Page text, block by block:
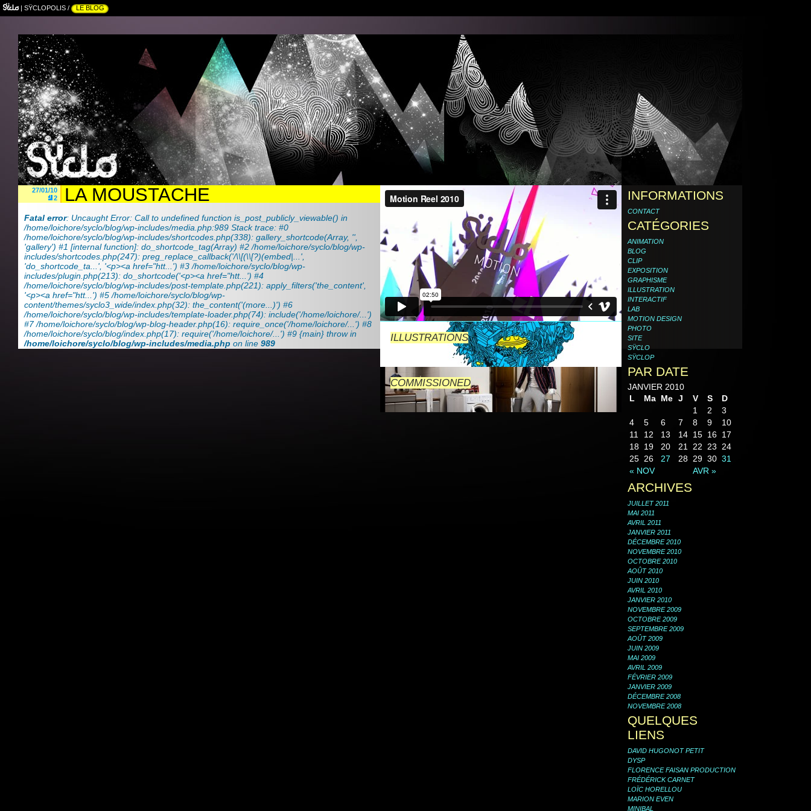
| SŸCLOPOLIS / LE BLOG
INFORMATIONS
CONTACT
CATÉGORIES
ANIMATION
BLOG
CLIP
EXPOSITION
GRAPHISME
ILLUSTRATION
INTERACTIF
LAB
MOTION DESIGN
PHOTO
SITE
SŸCLO
SŸCLOP
PAR DATE
JANVIER 2010
L
Ma Me J V S D
« NOV AVR »
1 2
3
4
5 6 7 8 9
10
11
12 13 14 15 16 17
18 19 20 21 22 23
24
25 26 27 28 29 30 31
ARCHIVES
JUILLET 2011
MAI 2011
AVRIL 2011
JANVIER 2011
DÉCEMBRE 2010
NOVEMBRE 2010
OCTOBRE 2010
AOÛT 2010
JUIN 2010
AVRIL 2010
JANVIER 2010
NOVEMBRE 2009
OCTOBRE 2009
SEPTEMBRE 2009
AOÛT 2009
JUIN 2009
MAI 2009
AVRIL 2009
FÉVRIER 2009
JANVIER 2009
DÉCEMBRE 2008
NOVEMBRE 2008
QUELQUES
LIENS
DAVID HUGONOT PETIT
DYSP
FLORENCE FAISAN PRODUCTION
FRÉDÉRICK CARNET
LOÏC HORELLOU
MARION EVEN
MINIBAL
ILLUSTRATIONS
COMMISSIONED
27/01/10
2
LA MOUSTACHE
Fatal error: Uncaught Error: Call to undefined function is_post_publicly_viewable() in
/home/loichore/syclo/blog/wp-includes/media.php:989 Stack trace: #0
/home/loichore/syclo/blog/wp-includes/shortcodes.php(338): gallery_shortcode(Array, '',
'gallery') #1 [internal function]: do_shortcode_tag(Array) #2 /home/loichore/syclo/blog/wp-
includes/shortcodes.php(247): preg_replace_callback('/\\[(\\[?)(embed|...',
'do_shortcode_ta...', '<p><a href="htt...') #3 /home/loichore/syclo/blog/wp-
includes/plugin.php(213): do_shortcode('<p><a href="htt...') #4
/home/loichore/syclo/blog/wp-includes/post-template.php(221): apply_filters('the_content',
'<p><a href="htt...') #5 /home/loichore/syclo/blog/wp-
content/themes/syclo3_wide/index.php(32): the_content('(more...)') #6
/home/loichore/syclo/blog/wp-includes/template-loader.php(74): include('/home/loichore/...')
#7 /home/loichore/syclo/blog/wp-blog-header.php(16): require_once('/home/loichore/...') #8
/home/loichore/syclo/blog/index.php(17): require('/home/loichore/...') #9 {main} throw in
/home/loichore/syclo/blog/wp-includes/media.php on line 989